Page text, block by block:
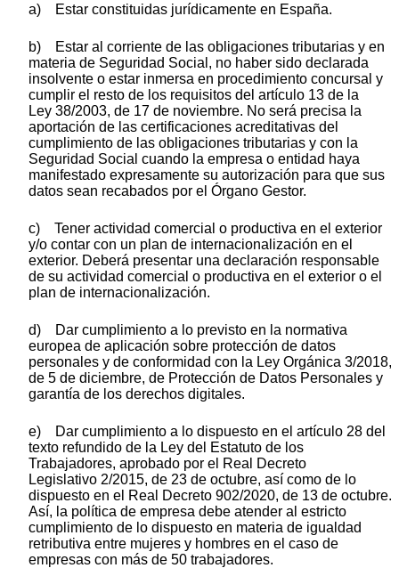
a) Estar constituidas jurídicamente en España.
b) Estar al corriente de las obligaciones tributarias y en
materia de Seguridad Social, no haber sido declarada
insolvente o estar inmersa en procedimiento concursal y
cumplir el resto de los requisitos del artículo 13 de la
Ley 38/2003, de 17 de noviembre. No será precisa la
aportación de las certificaciones acreditativas del
cumplimiento de las obligaciones tributarias y con la
Seguridad Social cuando la empresa o entidad haya
manifestado expresamente su autorización para que sus
datos sean recabados por el Órgano Gestor.
c) Tener actividad comercial o productiva en el exterior
y/o contar con un plan de internacionalización en el
exterior. Deberá presentar una declaración responsable
de su actividad comercial o productiva en el exterior o el
plan de internacionalización.
d) Dar cumplimiento a lo previsto en la normativa
europea de aplicación sobre protección de datos
personales y de conformidad con la Ley Orgánica 3/2018,
de 5 de diciembre, de Protección de Datos Personales y
garantía de los derechos digitales.
e) Dar cumplimiento a lo dispuesto en el artículo 28 del
texto refundido de la Ley del Estatuto de los
Trabajadores, aprobado por el Real Decreto
Legislativo 2/2015, de 23 de octubre, así como de lo
dispuesto en el Real Decreto 902/2020, de 13 de octubre.
Así, la política de empresa debe atender al estricto
cumplimiento de lo dispuesto en materia de igualdad
retributiva entre mujeres y hombres en el caso de
empresas con más de 50 trabajadores.